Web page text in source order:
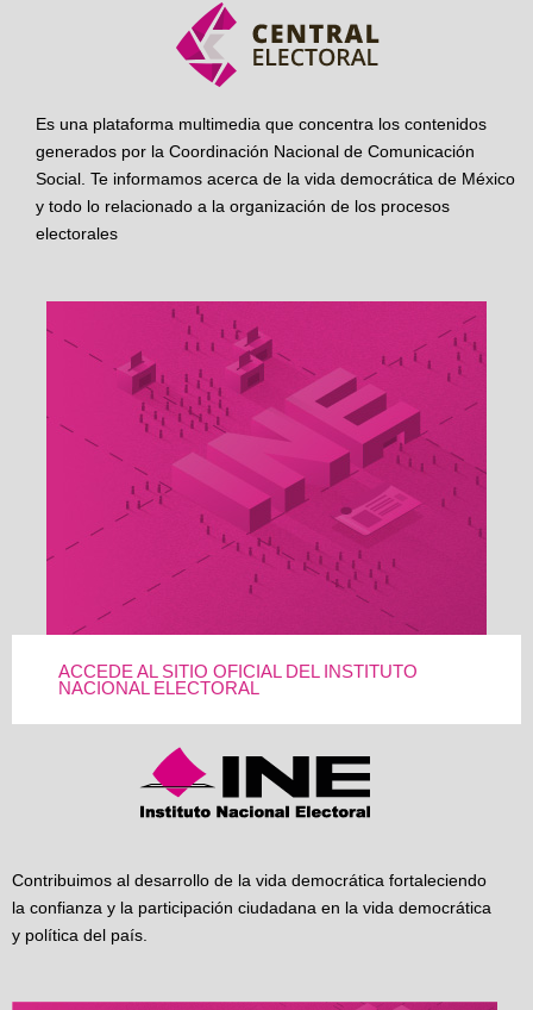
Es una plataforma multimedia que concentra los contenidos
generados por la Coordinación Nacional de Comunicación
Social. Te informamos acerca de la vida democrática de México
y todo lo relacionado a la organización de los procesos
electorales
ACCEDE AL SITIO OFICIAL DEL INSTITUTO
NACIONAL ELECTORAL
Contribuimos al desarrollo de la vida democrática fortaleciendo
la confianza y la participación ciudadana en la vida democrática
y política del país.